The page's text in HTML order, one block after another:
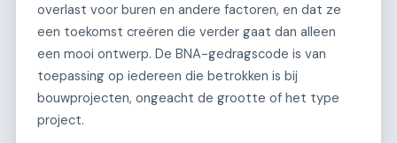
overlast voor buren en andere factoren, en dat ze
een toekomst creëren die verder gaat dan alleen
een mooi ontwerp. De BNA-gedragscode is van
toepassing op iedereen die betrokken is bij
bouwprojecten, ongeacht de grootte of het type
project.